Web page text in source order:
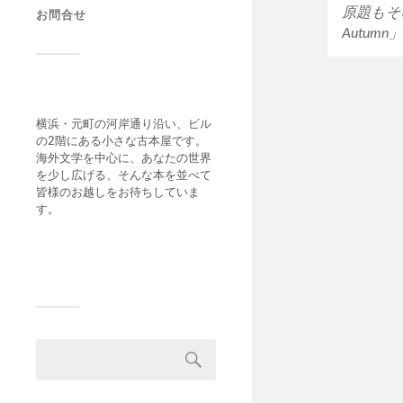
お問合せ
横浜・元町の河岸通り沿い、ビル
の2階にある小さな古本屋です。
海外文学を中心に、あなたの世界
を少し広げる、そんな本を並べて
皆様のお越しをお待ちしていま
す。
原題も
Autumn